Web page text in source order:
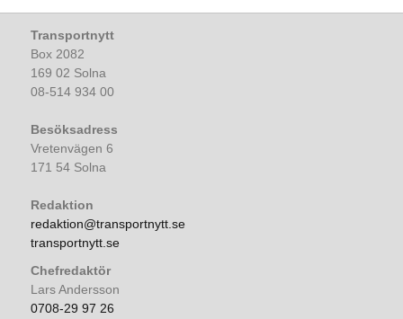
Transportnytt
Box 2082
169 02 Solna
08-514 934 00
Besöksadress
Vretenvägen 6
171 54 Solna
Redaktion
redaktion@transportnytt.se
transportnytt.se
Chefredaktör
Lars Andersson
0708-29 97 26